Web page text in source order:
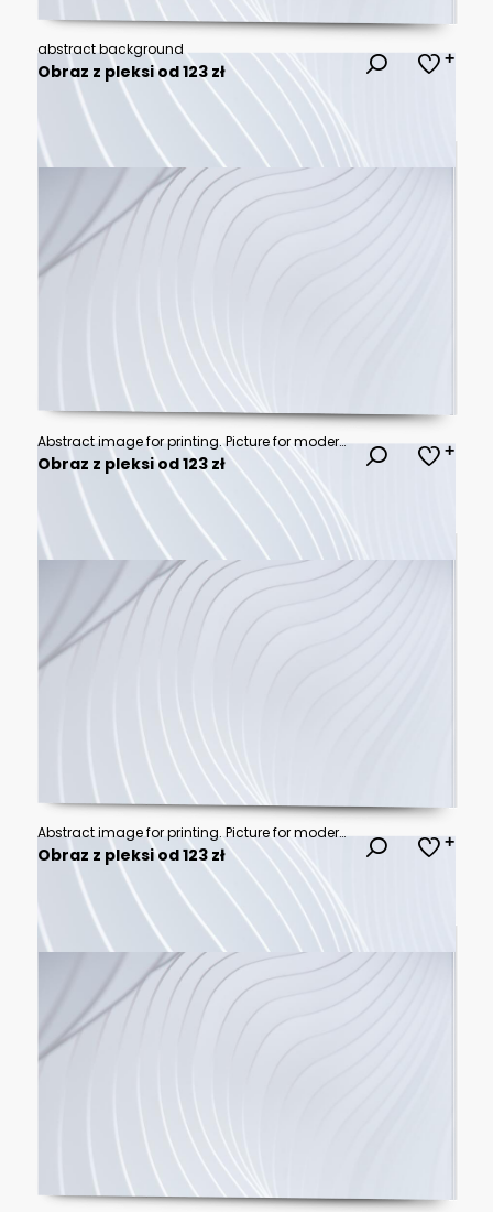
abstract background
Obraz z pleksi od 123 zł
Abstract image for printing. Picture for modern interiors. The picture is painted by hand on a tablet.
Obraz z pleksi od 123 zł
Abstract image for printing. Picture for modern interiors. The picture is painted by hand on a tablet.
Obraz z pleksi od 123 zł